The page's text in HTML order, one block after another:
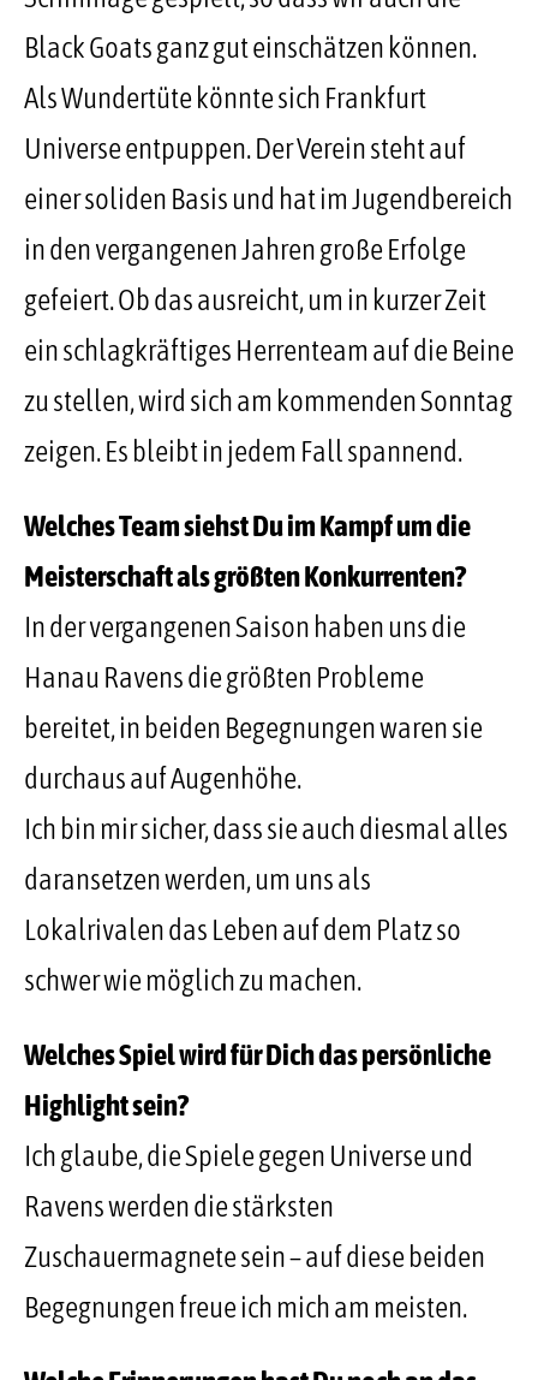
Black Goats ganz gut einschätzen können.
Als Wundertüte könnte sich Frankfurt
Universe entpuppen. Der Verein steht auf
einer soliden Basis und hat im Jugendbereich
in den vergangenen Jahren große Erfolge
gefeiert. Ob das ausreicht, um in kurzer Zeit
ein schlagkräftiges Herrenteam auf die Beine
zu stellen, wird sich am kommenden Sonntag
zeigen. Es bleibt in jedem Fall spannend.
Welches Team siehst Du im Kampf um die
Meisterschaft als größten Konkurrenten?
In der vergangenen Saison haben uns die
Hanau Ravens die größten Probleme
bereitet, in beiden Begegnungen waren sie
durchaus auf Augenhöhe.
Ich bin mir sicher, dass sie auch diesmal alles
daransetzen werden, um uns als
Lokalrivalen das Leben auf dem Platz so
schwer wie möglich zu machen.
Welches Spiel wird für Dich das persönliche
Highlight sein?
Ich glaube, die Spiele gegen Universe und
Ravens werden die stärksten
Zuschauermagnete sein – auf diese beiden
Begegnungen freue ich mich am meisten.